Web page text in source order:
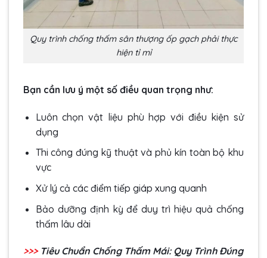
Quy trình chống thấm sân thượng ốp gạch phải thực
hiện tỉ mỉ
Bạn cần lưu ý một số điều quan trọng như:
Luôn chọn vật liệu phù hợp với điều kiện sử
dụng
Thi công đúng kỹ thuật và phủ kín toàn bộ khu
vực
Xử lý cả các điểm tiếp giáp xung quanh
Bảo dưỡng định kỳ để duy trì hiệu quả chống
thấm lâu dài
>>> Tiêu Chuẩn Chống Thấm Mái: Quy Trình Đúng